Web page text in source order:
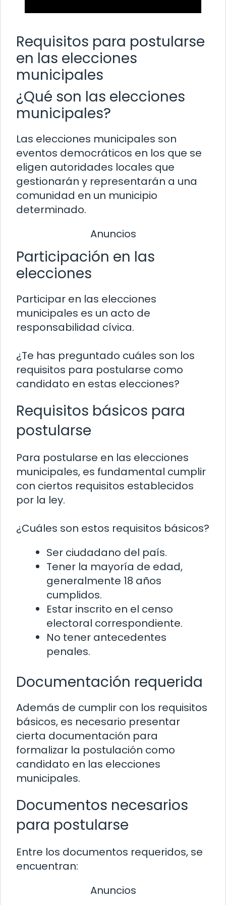
Requisitos para postularse
en las elecciones
municipales
¿Qué son las elecciones
municipales?
Las elecciones municipales son
eventos democráticos en los que se
eligen autoridades locales que
gestionarán y representarán a una
comunidad en un municipio
determinado.
Anuncios
Participación en las
elecciones
Participar en las elecciones
municipales es un acto de
responsabilidad cívica.
¿Te has preguntado cuáles son los
requisitos para postularse como
candidato en estas elecciones?
Requisitos básicos para
postularse
Para postularse en las elecciones
municipales, es fundamental cumplir
con ciertos requisitos establecidos
por la ley.
¿Cuáles son estos requisitos básicos?
Ser ciudadano del país.
Tener la mayoría de edad,
generalmente 18 años
cumplidos.
Estar inscrito en el censo
electoral correspondiente.
No tener antecedentes
penales.
Documentación requerida
Además de cumplir con los requisitos
básicos, es necesario presentar
cierta documentación para
formalizar la postulación como
candidato en las elecciones
municipales.
Documentos necesarios
para postularse
Entre los documentos requeridos, se
encuentran:
Anuncios